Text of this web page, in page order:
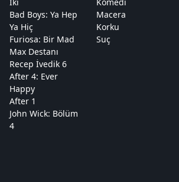
İki
Bad Boys: Ya Hep
Ya Hiç
Furiosa: Bir Mad
Max Destanı
Recep İvedik 6
After 4: Ever
Happy
After 1
John Wick: Bölüm
4
Komedi
Macera
Korku
Suç